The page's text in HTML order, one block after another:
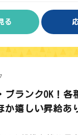
る
ブランクOK！
か嬉しい昇給あ